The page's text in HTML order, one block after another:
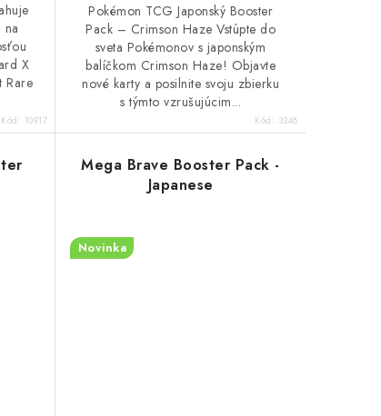
X
Rare
Kód: 10917
Pokémon TCG Japonský Booster
Pack – Crimson Haze Vstúpte do
sveta Pokémonov s japonským
balíčkom Crimson Haze! Objavte
nové karty a posilnite svoju zbierku
s týmto vzrušujúcim...
Kód: 3348
Mega Brave Booster Pack -
Japanese
Novinka